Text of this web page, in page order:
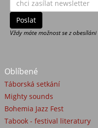
Vždy máte možnost se z obesíláni
Oblíbené
Táborská setkání
Mighty sounds
Bohemia Jazz Fest
Tabook - festival literatury